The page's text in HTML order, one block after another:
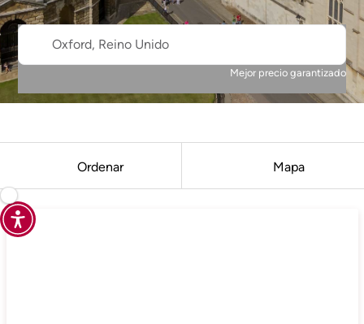
Oxford, Reino Unido
Mejor precio garantizado
Ordenar Mapa